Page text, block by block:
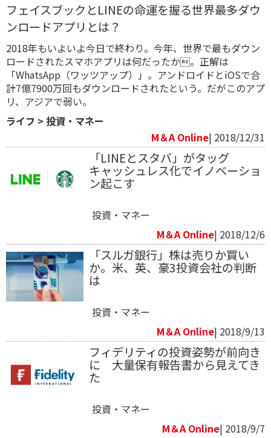
フェイスブックとLINEの命運を握る世界最多ダウ
ンロードアプリとは？
2018年もいよいよ今日で終わり。今年、世界で最もダウン
ロードされたスマホアプリは何だったか。正解は
「WhatsApp（ワッツアップ）」。アンドロイドとiOSで合
計7億7900万回もダウンロードされたという。だがこのアプ
リ、アジアで弱い。
ライフ > 投資・マネー
M＆A Online| 2018/12/31
「LINEとスタバ」がタッグ
キャッシュレス化でイノベーショ
ン起こす
投資・マネー
M＆A Online| 2018/12/6
「スルガ銀行」株は売りか買い
か。米、英、豪3投資会社の判断
は
投資・マネー
M＆A Online| 2018/9/13
フィデリティの投資姿勢が前向き
に 大量保有報告書から見えてき
た
投資・マネー
M＆A Online| 2018/9/7